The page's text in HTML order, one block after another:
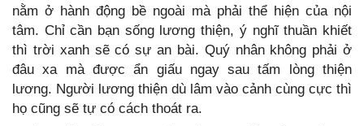
nằm ở hành động bề ngoài mà phải thể hiện của nội
tâm. Chỉ cần bạn sống lương thiện, ý nghĩ thuần khiết
thì trời xanh sẽ có sự an bài. Quý nhân không phải ở
đâu xa mà được ẩn giấu ngay sau tấm lòng thiện
lương. Người lương thiện dù lâm vào cảnh cùng cực thì
họ cũng sẽ tự có cách thoát ra.